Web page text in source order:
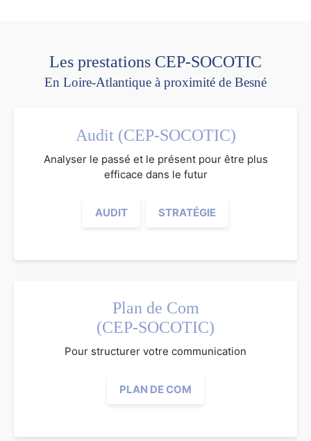
Les prestations CEP-SOCOTIC
En Loire-Atlantique à proximité de Besné
Audit (CEP-SOCOTIC)
Analyser le passé et le présent pour être plus
efficace dans le futur
AUDIT STRATÉGIE
Plan de Com
(CEP-SOCOTIC)
Pour structurer votre communication
PLAN DE COM